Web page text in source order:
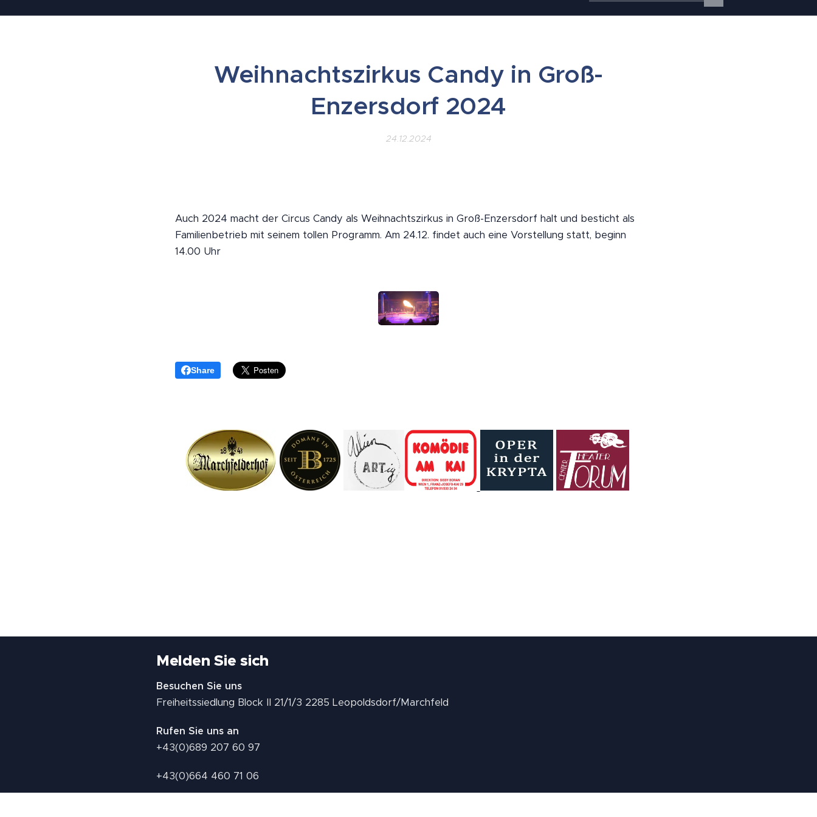
Weihnachtszirkus Candy in Groß-
Enzersdorf 2024
24.12.2024
Auch 2024 macht der Circus Candy als Weihnachtszirkus in Groß-Enzersdorf halt und besticht als
Familienbetrieb mit seinem tollen Programm. Am 24.12. findet auch eine Vorstellung statt, beginn
14.00 Uhr
Share
Melden Sie sich
Besuchen Sie uns
Freiheitssiedlung Block II 21/1/3 2285 Leopoldsdorf/Marchfeld
Rufen Sie uns an
+43(0)689 207 60 97
+43(0)664 460 71 06